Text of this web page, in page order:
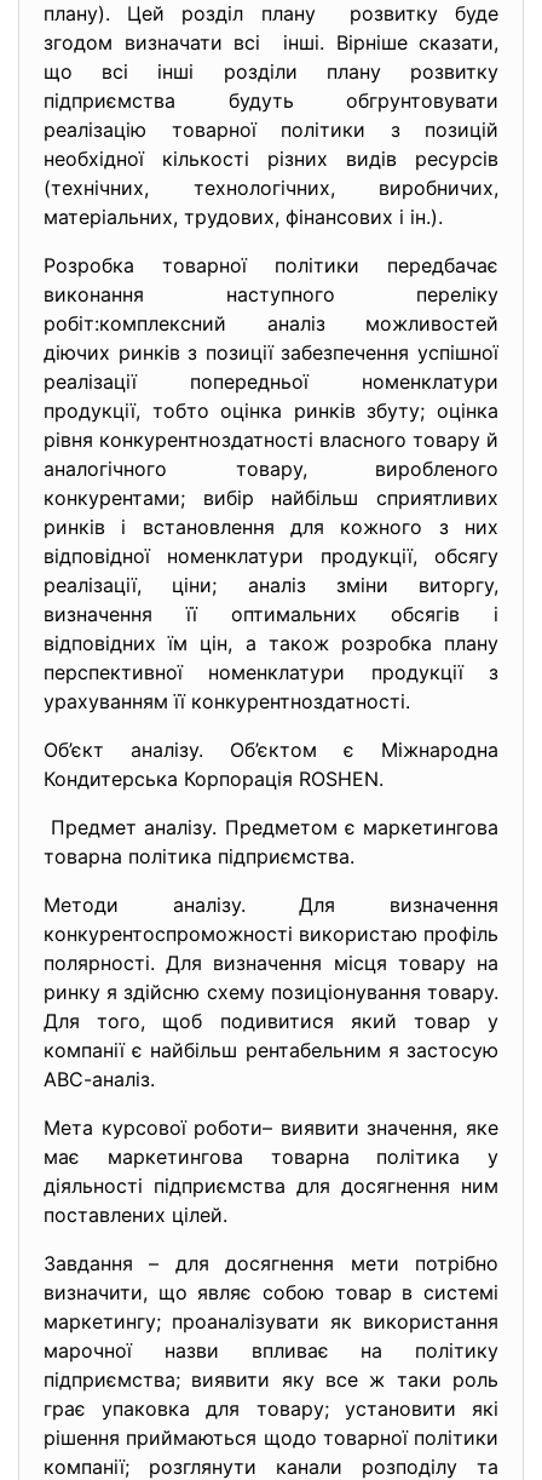
плану). Цей розділ плану розвитку буде
згодом визначати всі інші. Вірніше сказати,
що всі інші розділи плану розвитку
підприємства будуть обгрунтовувати
реалізацію товарної політики з позицій
необхідної кількості різних видів ресурсів
(технічних, технологічних, виробничих,
матеріальних, трудових, фінансових і ін.).
Розробка товарної політики передбачає
виконання наступного переліку
робіт:комплексний аналіз можливостей
діючих ринків з позиції забезпечення успішної
реалізації попередньої номенклатури
продукції, тобто оцінка ринків збуту; оцінка
рівня конкурентноздатності власного товару й
аналогічного товару, виробленого
конкурентами; вибір найбільш сприятливих
ринків і встановлення для кожного з них
відповідної номенклатури продукції, обсягу
реалізації, ціни; аналіз зміни виторгу,
визначення її оптимальних обсягів і
відповідних їм цін, а також розробка плану
перспективної номенклатури продукції з
урахуванням її конкурентноздатності.
Об’єкт аналізу. Об’єктом є Міжнародна
Кондитерська Корпорація ROSHEN.
Предмет аналізу. Предметом є маркетингова
товарна політика підприємства.
Методи аналізу. Для визначення
конкурентоспроможності використаю профіль
полярності. Для визначення місця товару на
ринку я здійсню схему позиціонування товару.
Для того, щоб подивитися який товар у
компанії є найбільш рентабельним я застосую
АВС-аналіз.
Мета курсової роботи– виявити значення, яке
має маркетингова товарна політика у
діяльності підприємства для досягнення ним
поставлених цілей.
Завдання – для досягнення мети потрібно
визначити, що являє собою товар в системі
маркетингу; проаналізувати як використання
марочної назви впливає на політику
підприємства; виявити яку все ж таки роль
грає упаковка для товару; установити які
рішення приймаються щодо товарної політики
компанії; розглянути канали розподілу та